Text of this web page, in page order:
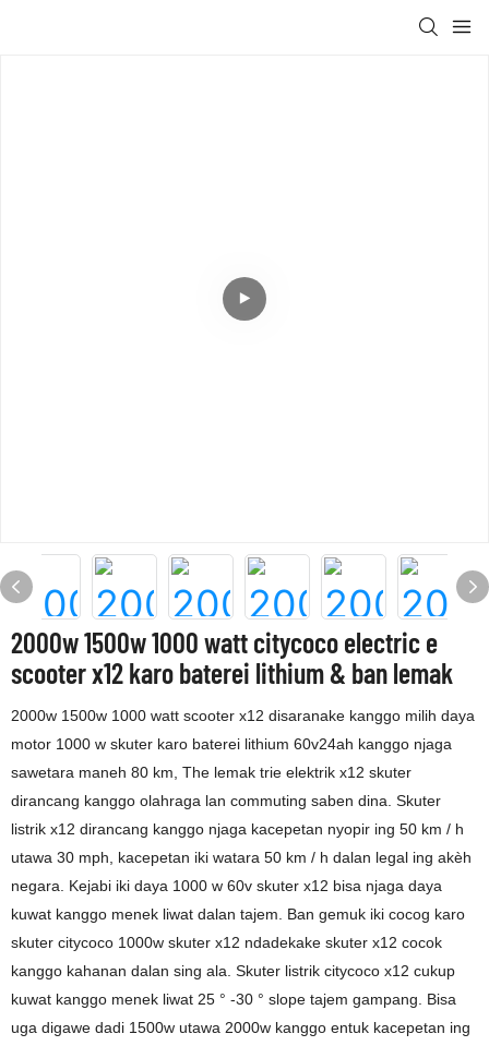
2000w 1500w 1000 watt citycoco electric e
scooter x12 karo baterei lithium & ban lemak
2000w 1500w 1000 watt scooter x12 disaranake kanggo milih daya
motor 1000 w skuter karo baterei lithium 60v24ah kanggo njaga
sawetara maneh 80 km, The lemak trie elektrik x12 skuter
dirancang kanggo olahraga lan commuting saben dina. Skuter
listrik x12 dirancang kanggo njaga kacepetan nyopir ing 50 km / h
utawa 30 mph, kacepetan iki watara 50 km / h dalan legal ing akèh
negara. Kejabi iki daya 1000 w 60v skuter x12 bisa njaga daya
kuwat kanggo menek liwat dalan tajem. Ban gemuk iki cocog karo
skuter citycoco 1000w skuter x12 ndadekake skuter x12 cocok
kanggo kahanan dalan sing ala. Skuter listrik citycoco x12 cukup
kuwat kanggo menek liwat 25 ° -30 ° slope tajem gampang. Bisa
uga digawe dadi 1500w utawa 2000w kanggo entuk kacepetan ing